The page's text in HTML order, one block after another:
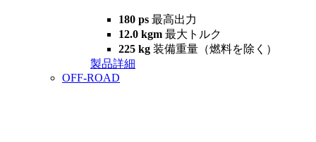
180 ps 最高出力
12.0 kgm 最大トルク
225 kg 装備重量（燃料を除く）
製品詳細
OFF-ROAD